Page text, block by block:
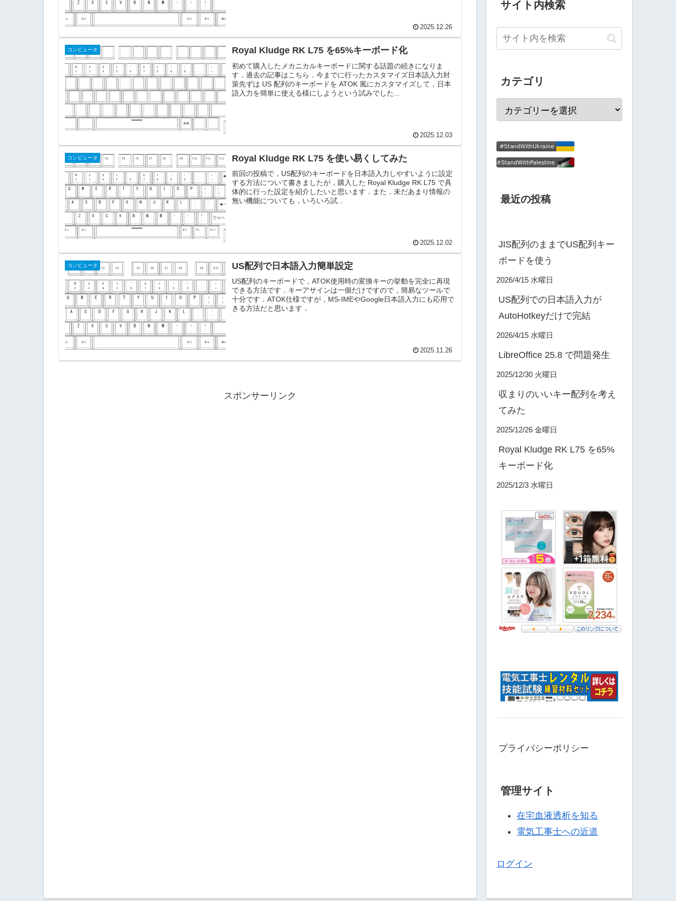
2025.12.26
コンピュータ Royal Kludge RK L75 を65%キーボード化
初めて購入したメカニカルキーボードに関する話題の続きになりま
す．過去の記事はこちら．今までに行ったカスタマイズ日本語入力対
策先ずは US 配列のキーボードを ATOK 風にカスタマイズして，日本
語入力を簡単に使える様にしようという試みでした...
2025.12.03
コンピュータ Royal Kludge RK L75 を使い易くしてみた
前回の投稿で，US配列のキーボードを日本語入力しやすいように設定
する方法について書きましたが，購入した Royal Kludge RK L75 で具
体的に行った設定を紹介したいと思います．また，未だあまり情報の
無い機能についても，いろいろ試...
2025.12.02
コンピュータ US配列で日本語入力簡単設定
US配列のキーボードで，ATOK使用時の変換キーの挙動を完全に再現
できる方法です．キーアサインは一個だけですので，簡易なツールで
十分です．ATOK仕様ですが，MS-IMEやGoogle日本語入力にも応用で
きる方法だと思います．
2025.11.26
スポンサーリンク
サイト内検索
カテゴリ
最近の投稿
JIS配列のままでUS配列キー
ボードを使う
2026/4/15 水曜日
US配列での日本語入力が
AutoHotkeyだけで完結
2026/4/15 水曜日
LibreOffice 25.8 で問題発生
2025/12/30 火曜日
収まりのいいキー配列を考え
てみた
2025/12/26 金曜日
Royal Kludge RK L75 を65%
キーボード化
2025/12/3 水曜日
プライバシーポリシー
管理サイト
在宅血液透析を知る
電気工事士への近道
ログイン